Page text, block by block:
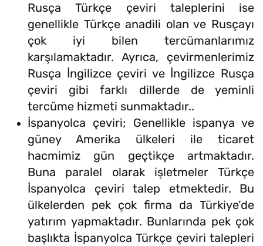
Rusça Türkçe çeviri taleplerini ise
genellikle Türkçe anadili olan ve Rusçayı
çok iyi bilen tercümanlarımız
karşılamaktadır. Ayrıca, çevirmenlerimiz
Rusça İngilizce çeviri ve İngilizce Rusça
çeviri gibi farklı dillerde de yeminli
tercüme hizmeti sunmaktadır..
İspanyolca çeviri; Genellikle ispanya ve
güney Amerika ülkeleri ile ticaret
hacmimiz gün geçtikçe artmaktadır.
Buna paralel olarak işletmeler Türkçe
İspanyolca çeviri talep etmektedir. Bu
ülkelerden pek çok firma da Türkiye’de
yatırım yapmaktadır. Bunlarında pek çok
başlıkta İspanyolca Türkçe çeviri talepleri